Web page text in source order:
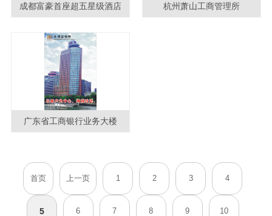
成都富豪首座超五星级酒店 杭州萧山工商管理所
广东省工商银行业务大楼
首页 上一页 1 2 3 4
5 6 7 8 9 10